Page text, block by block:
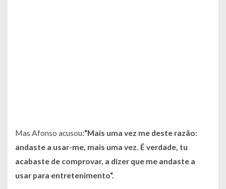
Mas Afonso acusou:“Mais uma vez me deste razão:
andaste a usar-me, mais uma vez. É verdade, tu
acabaste de comprovar, a dizer que me andaste a
usar para entretenimento“.